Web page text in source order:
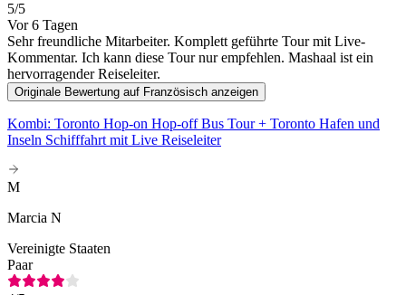
5/5
Vor 6 Tagen
Sehr freundliche Mitarbeiter. Komplett geführte Tour mit Live-
Kommentar. Ich kann diese Tour nur empfehlen. Mashaal ist ein
hervorragender Reiseleiter.
Originale Bewertung auf Französisch anzeigen
Kombi: Toronto Hop-on Hop-off Bus Tour + Toronto Hafen und
Inseln Schifffahrt mit Live Reiseleiter
M
Marcia N
Vereinigte Staaten
Paar